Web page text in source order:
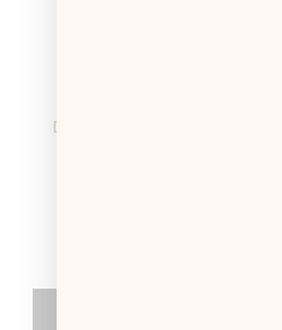
תחזרי כשתתפתחי
את הבת שלי מסיבוב
שנפגשנו ראיתי את הפנים
בקול רועד על המוכרת